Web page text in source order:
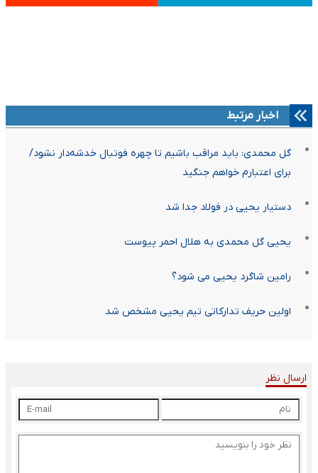
اخبار مرتبط
گل محمدی: باید مراقب باشیم تا چهره فوتبال خدشه‌دار نشود/
برای اعتبارم خواهم جنگید
دستیار یحیی در فولاد جدا شد
یحیی گل محمدی به هلال احمر پیوست
رامین شاگرد یحیی می شود؟
اولین حریف تدارکاتی تیم یحیی مشخص شد
ارسال نظر